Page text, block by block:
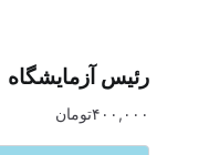
رئیس آزمایشگاه
۴۰۰,۰۰۰تومان